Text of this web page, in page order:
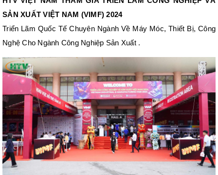
SẢN XUẤT VIỆT NAM (VIMF) 2024
Triển Lãm Quốc Tế Chuyên Ngành Về Máy Móc, Thiết Bị, Công
Nghệ Cho Ngành Công Nghiệp Sản Xuất .